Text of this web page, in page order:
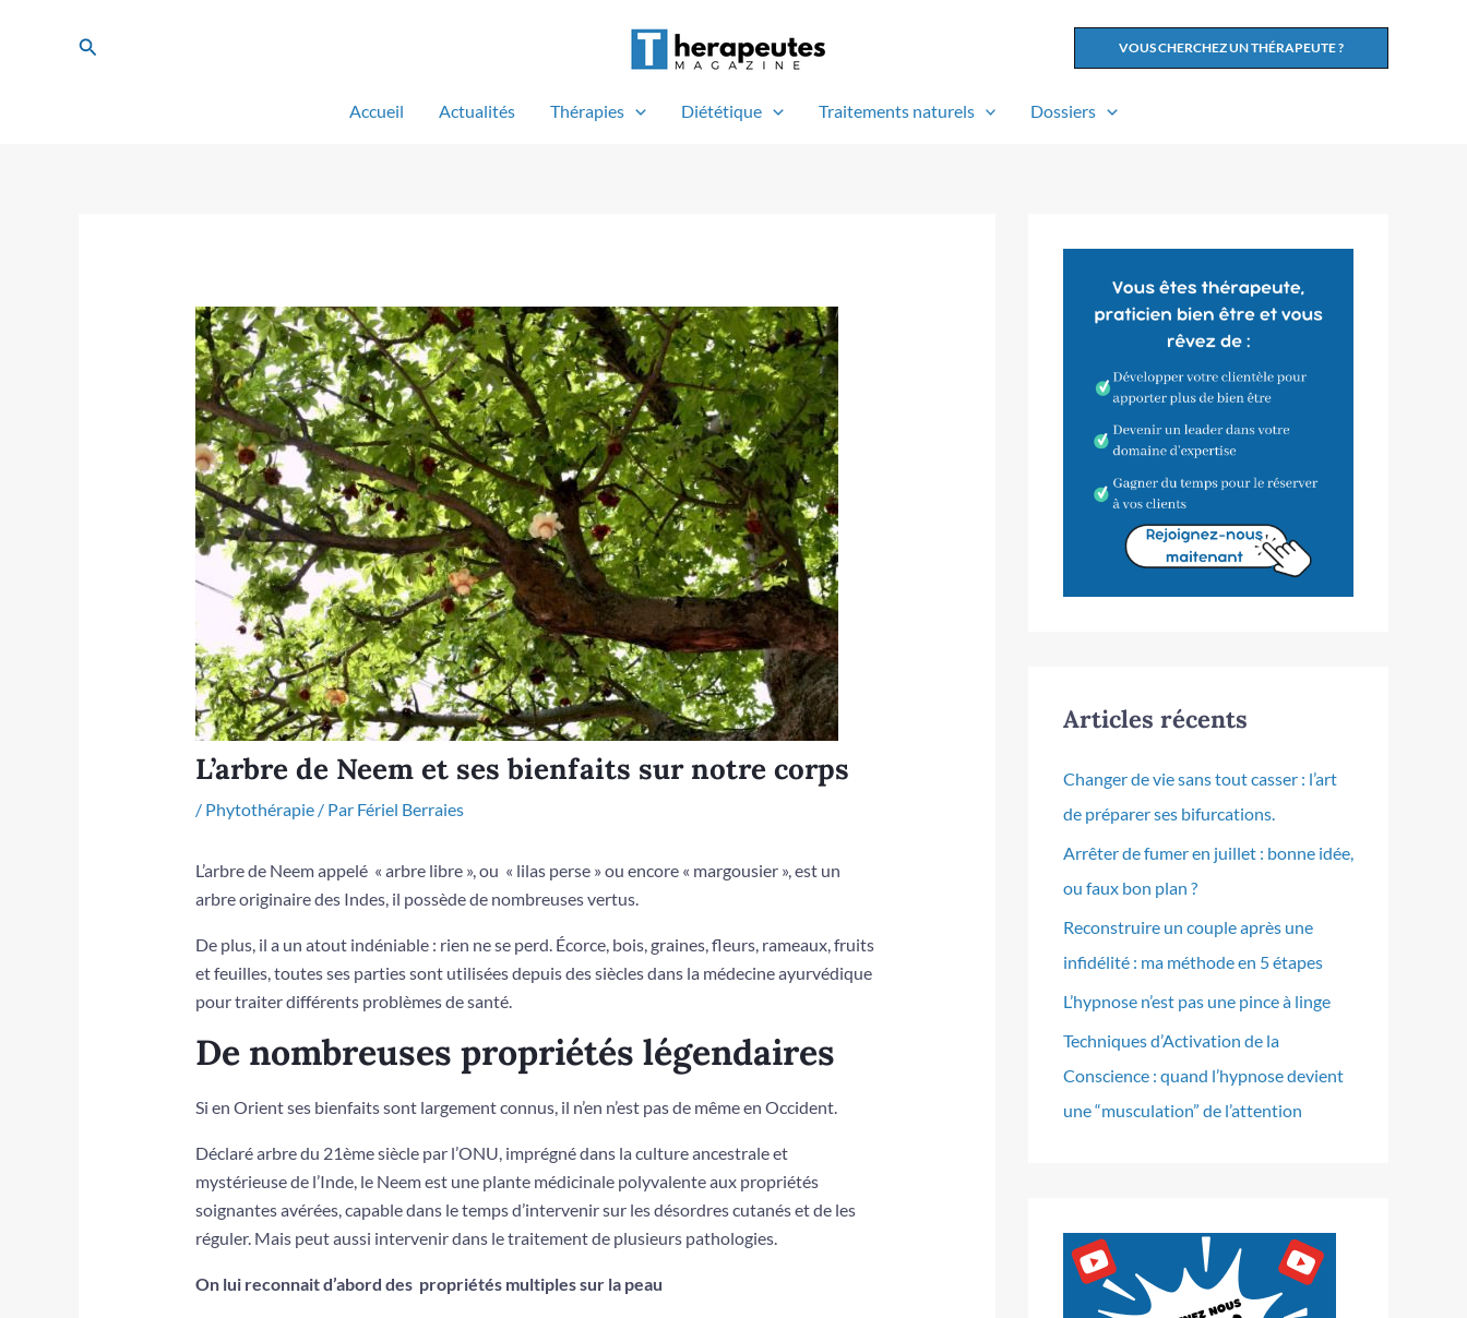
Rechercher VOUS CHERCHEZ UN THÉRAPEUTE ?
Accueil Actualités Thérapies Diététique Traitements naturels Dossiers
L’arbre de Neem et ses bienfaits sur notre corps
/ Phytothérapie/ Par Fériel Berraies
L’arbre de Neem appelé « arbre libre », ou « lilas perse » ou encore « margousier », est un
arbre originaire des Indes, il possède de nombreuses vertus.
De plus, il a un atout indéniable : rien ne se perd. Écorce, bois, graines, fleurs, rameaux, fruits
et feuilles, toutes ses parties sont utilisées depuis des siècles dans la médecine ayurvédique
pour traiter différents problèmes de santé.
De nombreuses propriétés légendaires
Si en Orient ses bienfaits sont largement connus, il n’en n’est pas de même en Occident.
Déclaré arbre du 21ème siècle par l’ONU, imprégné dans la culture ancestrale et
mystérieuse de l’Inde, le Neem est une plante médicinale polyvalente aux propriétés
soignantes avérées, capable dans le temps d’intervenir sur les désordres cutanés et de les
réguler. Mais peut aussi intervenir dans le traitement de plusieurs pathologies.
On lui reconnait d’abord des propriétés multiples sur la peau
Articles récents
Changer de vie sans tout casser : l’art
de préparer ses bifurcations.
Arrêter de fumer en juillet : bonne idée,
ou faux bon plan ?
Reconstruire un couple après une
infidélité : ma méthode en 5 étapes
L’hypnose n’est pas une pince à linge
Techniques d’Activation de la
Conscience : quand l’hypnose devient
une “musculation” de l’attention